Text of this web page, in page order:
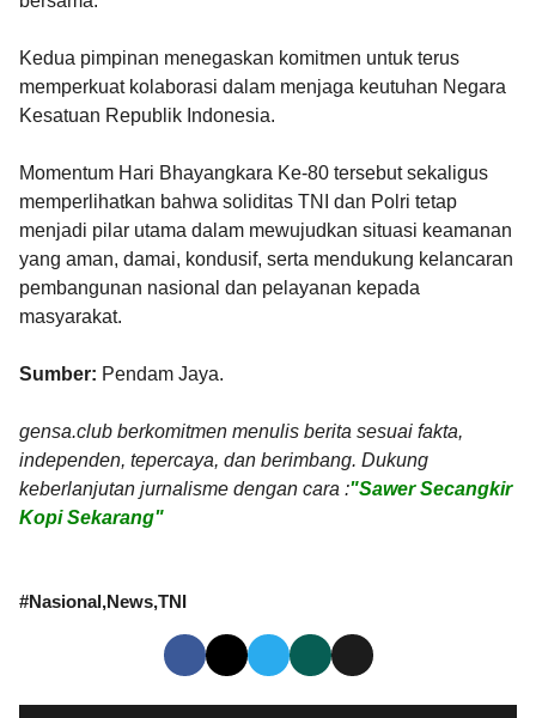
Kedua pimpinan menegaskan komitmen untuk terus
memperkuat kolaborasi dalam menjaga keutuhan Negara
Kesatuan Republik Indonesia.
Momentum Hari Bhayangkara Ke-80 tersebut sekaligus
memperlihatkan bahwa soliditas TNI dan Polri tetap
menjadi pilar utama dalam mewujudkan situasi keamanan
yang aman, damai, kondusif, serta mendukung kelancaran
pembangunan nasional dan pelayanan kepada
masyarakat.
Sumber: Pendam Jaya.
gensa.club berkomitmen menulis berita sesuai fakta,
independen, tepercaya, dan berimbang. Dukung
keberlanjutan jurnalisme dengan cara :"Sawer Secangkir
Kopi Sekarang"
#Nasional News TNI